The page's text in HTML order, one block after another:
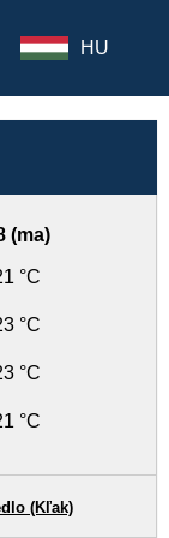
HU
(ma)
°C
°C
°C
°C
(Kľak)